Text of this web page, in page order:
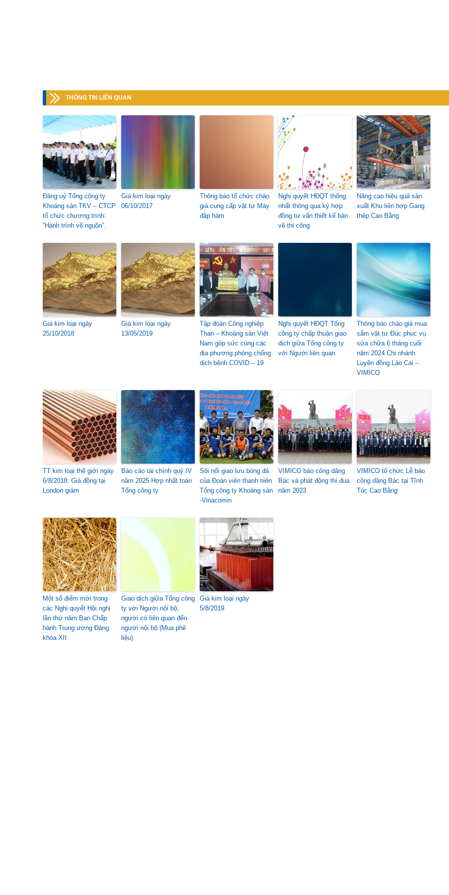
THÔNG TIN LIÊN QUAN
Đảng uỷ Tổng công ty
Khoáng sản TKV – CTCP
tổ chức chương trình:
“Hành trình về nguồn”.
Giá kim loại ngày
06/10/2017
Thông báo tổ chức chào
giá cung cấp vật tư Máy
đập hàm
Nghị quyết HĐQT thống
nhất thông qua ký hợp
đồng tư vấn thiết kế bản
vẽ thi công
Nâng cao hiệu quả sản
xuất Khu liên hợp Gang
thép Cao Bằng
Giá kim loại ngày
25/10/2018
Giá kim loại ngày
13/05/2019
Tập đoàn Công nghiệp
Than – Khoáng sản Việt
Nam góp sức cùng các
địa phương phòng chống
dịch bệnh COVID – 19
Nghị quyết HĐQT Tổng
công ty chấp thuận giao
dịch giữa Tổng công ty
với Người liên quan
Thông báo chào giá mua
sắm vật tư Đúc phục vụ
sửa chữa 6 tháng cuối
năm 2024 Chi nhánh
Luyện đồng Lào Cai –
VIMICO
TT kim loại thế giới ngày
6/8/2018: Giá đồng tại
London giảm
Báo cáo tài chính quý IV
năm 2025 Hợp nhất toàn
Tổng công ty
Sôi nổi giao lưu bóng đá
của Đoàn viên thanh niên
Tổng công ty Khoáng sản
-Vinacomin
VIMICO báo công dâng
Bác và phát động thi đua
năm 2023
VIMICO tổ chức Lễ báo
công dâng Bác tại Tĩnh
Túc Cao Bằng
Một số điểm mới trong
các Nghị quyết Hội nghị
lần thứ năm Ban Chấp
hành Trung ương Đảng
khóa XII
Giao dịch giữa Tổng công
ty với Người nội bộ,
người có liên quan đến
người nội bộ (Mua phê
liệu)
Giá kim loại ngày
5/8/2019